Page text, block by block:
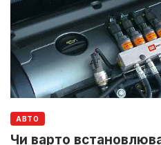
АВТО
Чи варто